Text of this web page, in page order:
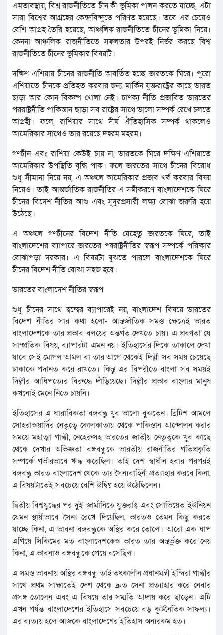
এমতাবস্থায়, বিশ্ব রাজনীতিতে চীন কী ভূমিকা পালন করতে যাচ্ছে, এটা
সারা বিশ্বের আগ্রহের কেন্দ্রবিন্দুতে পরিণত হয়েছে। তবে এর চেয়েও
বেশি আগ্রহ তৈরি হয়েছে, আঞ্চলিক রাজনীতিতে চীনের ভূমিকা নিয়ে।
কেননা আঞ্চলিক রাজনীতিতে সফলতার উপরই নির্ভর করছে বিশ্ব
রাজনীতিতে চীনের ভূমিকার বিষয়টি।
দক্ষিণ এশিয়ায় চীনের রাজনীতি আবর্তিত হচ্ছে ভারতকে ঘিরে। পুরো
এশিয়াতে চীনকে প্রতিহত করবার জন্য মার্কিন যুক্তরাষ্ট্রের কাছে ভারত
ছাড়া আর কোন বিকল্প খোলা নেই। চাণক্য নীতি প্রভাবিত ভারতের
পররাষ্ট্রনীতি পাকিস্তান ছাড়া সব রাষ্ট্রের সাথে ভালো সম্পর্ক রেখে চলতে
আগ্রহী। ফলে, রাশিয়ার সাথে দীর্ঘ ঐতিহাসিক সম্পর্ক থাকলেও
আমেরিকার সাথেও তার রয়েছে দহরম মহরম।
গণচীন এবং রাশিয়া কেউই চায় না, ভারতকে ঘিরে দক্ষিণ এশিয়াতে
আমেরিকার উপস্থিতি বৃদ্ধি পাক। ফলে ভারতের সাথে চীনের বিরোধ
শুধু সীমানা নিয়ে নয়, এ অঞ্চলে আমেরিকার প্রভাব খর্ব করবার বিষয়
নিয়েও। তাই আন্তর্জাতিক রাজনীতির এ সমীকরণে বাংলাদেশকে ঘিরে
চীনের বিদেশ নীতির আশু এবং সূদুরপ্রসারী লক্ষ্য বোঝা জরুরি হয়ে
উঠেছে।
এ অঞ্চলে গণচীনের বিদেশ নীতি যেহেতু ভারতকে ঘিরে, তাই
বাংলাদেশের ব্যাপারে ভারতের পররাষ্ট্রনীতির স্বরূপ সম্পর্কে পরিষ্কার
বোঝাপড়া দরকার। এ বিষয়টা বুঝতে পারলে বাংলাদেশকে ঘিরে
চীনের বিদেশ নীতি বোঝা সহজ হবে।
ভারতের বাংলাদেশ নীতির স্বরূপ
শুধু চীনের সাথে দ্বন্দ্বের ব্যাপারেই নয়, বাংলাদেশ বিষয়ে ভারতের
বিদেশ নীতির সার কথা হলো- আন্তর্জাতিক সমস্ত ক্ষেত্রেই ভারত
বাংলাদেশকে তার প্রভাব বলয়ের অন্তর্গত দেখতে চায়। এ প্রবণতা যে
সাম্প্রতিক বিষয়, ব্যাপারটা এমন নয়। ইতিহাসের দিকে তাকালে দেখা
যাবে সেই মোগল আমল বা তার আগে থেকেই দিল্লী সব সময় চেয়েছে
ঢাকাকে পদানত করে রাখতে। কিন্তু এর বিপরীতে বাংলা সব সময়ই
দিল্লীর আধিপত্যের বিরুদ্ধে দাঁড়িয়েছে। দিল্লীর প্রভাব বাংলার মানুষ
কখনোই মেনে নিতে চায়নি।
ইতিহাসের এ ধারাবিকতা বঙ্গবন্ধু খুব ভালো বুঝতেন। ব্রিটিশ আমলে
সোহরাওয়ার্দির নেতৃত্বে কোলকাতায় থেকে পাকিস্তান আন্দোলন করার
সময়ে মহাত্মা গান্ধী, নেহেরুসহ ভারতের জাতীয় নেতৃত্বকে খুব কাছে
থেকে দেখার অভিজ্ঞতা বঙ্গবন্ধুকে ভারতীয় রাজনীতির গতিপ্রকৃতি
সম্পর্কে গভীরভাবে ঋদ্ধ করেছিল। তাই দেশ স্বাধীন হবার পরপরই
বঙ্গবন্ধু ভারত বাংলাদেশ থেকে তার সৈন্যবাহিনী প্রত্যাহার করবে কিনা,
এ বিষয়টাতেই সবচেয়ে বেশি উদ্বিগ্ন হয়ে উঠেছিলেন।
দ্বিতীয় বিশ্বযুদ্ধের পর দুই জার্মানিতে যুক্তরাষ্ট্র এবং সোভিয়েত ইউনিয়ন
যেমন স্থায়ীভাবে সৈন্য রেখে দিয়েছিল, ভারতও তেমন কিছু করতে
যাচ্ছে কিনা, এ ভাবনা বঙ্গবন্ধুকে অস্থির করে তোলে। আরো এক ধাপ
এগিয়ে সিকিমের মত বাংলাদেশকেও ভারত তার অন্তর্ভুক্ত করে নেয়
কিনা, এ ভাবনাও বঙ্গবন্ধুকে পেয়ে বসেছিল।
এ সমস্ত ভাবনায় অস্থির বঙ্গবন্ধু তাই তৎকালীন প্রধানমন্ত্রী ইন্দিরা গান্ধীর
সাথে প্রথম সাক্ষাতেই দেশ থেকে দ্রুত সেনা প্রত্যাহার করে নেবার
প্রসঙ্গ তোলেন এবং এ বিষয়ে তার সম্মতি আদায় করে ছাড়েন। এটি
এখন পর্যন্ত বাংলাদেশের ইতিহাসে সবচেয়ে বড় কূটনৈতিক সাফল্য।
এর ব্যত্যয় হলে আজকে বাংলাদেশের ইতিহাস অন্যরকম হত।